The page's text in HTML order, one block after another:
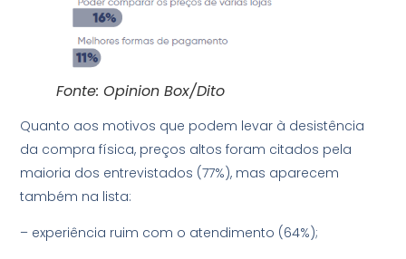
Fonte: Opinion Box/Dito
Quanto aos motivos que podem levar à desistência
da compra física, preços altos foram citados pela
maioria dos entrevistados (77%), mas aparecem
também na lista:
– experiência ruim com o atendimento (64%);